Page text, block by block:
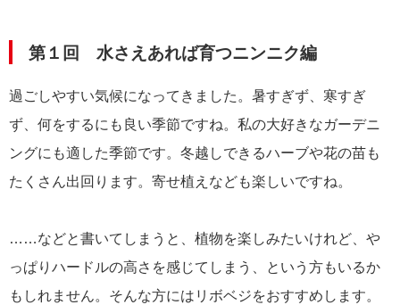
第１回 水さえあれば育つニンニク編
過ごしやすい気候になってきました。暑すぎず、寒すぎ
ず、何をするにも良い季節ですね。私の大好きなガーデニ
ングにも適した季節です。冬越しできるハーブや花の苗も
たくさん出回ります。寄せ植えなども楽しいですね。
……などと書いてしまうと、植物を楽しみたいけれど、や
っぱりハードルの高さを感じてしまう、という方もいるか
もしれません。そんな方にはリボベジをおすすめします。